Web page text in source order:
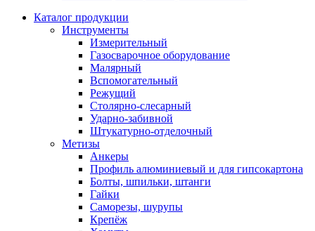
Каталог продукции
Инструменты
Измерительный
Газосварочное оборудование
Малярный
Вспомогательный
Режущий
Столярно-слесарный
Ударно-забивной
Штукатурно-отделочный
Метизы
Анкеры
Профиль алюминиевый и для гипсокартона
Болты, шпильки, штанги
Гайки
Саморезы, шурупы
Крепёж